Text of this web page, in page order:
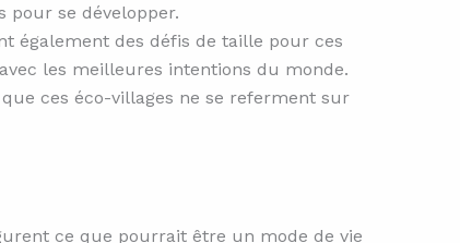
pour se développer.
également des défis de taille pour ces
les meilleures intentions du monde.
ces éco-villages ne se referment sur
ce que pourrait être un mode de vie